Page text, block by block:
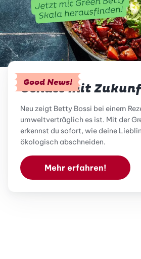
Good News!
Genuss mit
Neu zeigt Betty Bossi bei einem
umweltverträglich es ist. Mit der
erkennst du sofort, wie deine
ökologisch abschneiden.
Mehr erfahren!